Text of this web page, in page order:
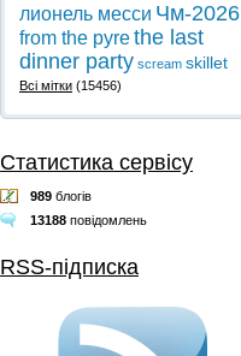
лионель месси Чм-2026
from the pyrethe last
dinner party scream skillet
Всі мітки (15456)
Статистика сервісу
989 блогів
13188 повідомлень
RSS-підписка